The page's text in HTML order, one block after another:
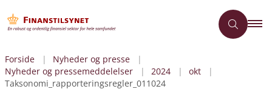
Forside
Nyheder og presse
Nyheder og pressemeddelelser
2024
okt
Taksonomi_rapporteringsregler_011024